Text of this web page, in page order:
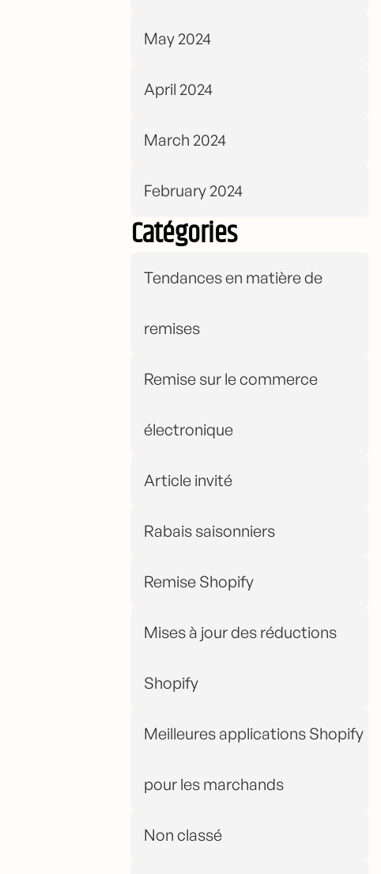
May 2024
April 2024
March 2024
February 2024
Catégories
Tendances en matière de
remises
Remise sur le commerce
électronique
Article invité
Rabais saisonniers
Remise Shopify
Mises à jour des réductions
Shopify
Meilleures applications Shopify
pour les marchands
Non classé